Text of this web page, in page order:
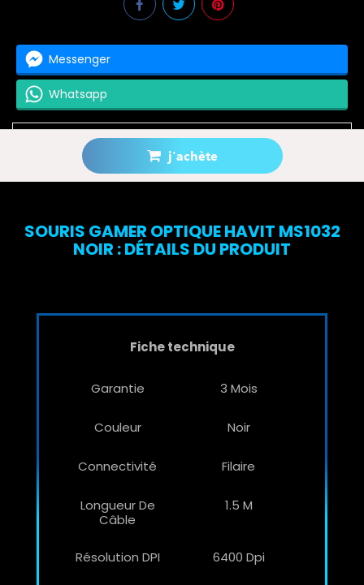
j'achète
Messenger
Whatsapp
Prévenez-moi lorsque le produit est disponible
SOURIS GAMER OPTIQUE HAVIT MS1032
NOIR : DÉTAILS DU PRODUIT
Fiche technique
Garantie 3 Mois
Couleur Noir
Connectivité Filaire
Longueur De
Câble
1.5 M
Résolution DPI 6400 Dpi